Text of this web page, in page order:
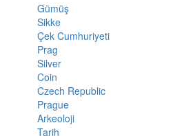
Gümüş
Sikke
Çek Cumhuriyeti
Prag
Silver
Coin
Czech Republic
Prague
Arkeoloji
Tarih